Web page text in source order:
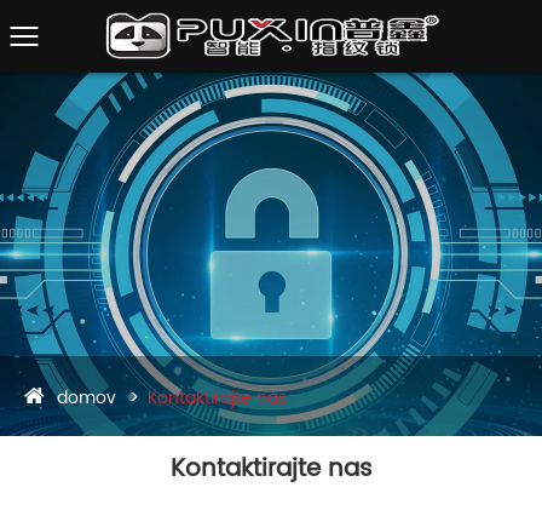
domov Kontaktirajte nas
Kontaktirajte nas